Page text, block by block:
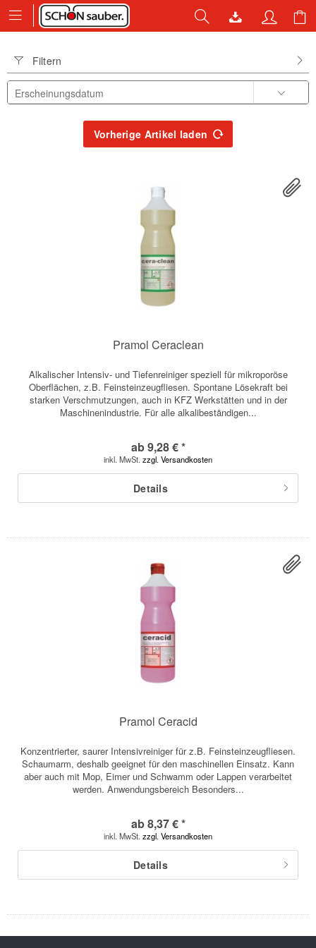
Filtern
Vorherige Artikel laden
Pramol Ceraclean
Alkalischer Intensiv- und Tiefenreiniger speziell für mikroporöse
Oberflächen, z.B. Feinsteinzeugfliesen. Spontane Lösekraft bei
starken Verschmutzungen, auch in KFZ Werkstätten und in der
Maschinenindustrie. Für alle alkalibeständigen...
ab 9,28 € *
inkl. MwSt. zzgl. Versandkosten
Details
Pramol Ceracid
Konzentrierter, saurer Intensivreiniger für z.B. Feinsteinzeugfliesen.
Schaumarm, deshalb geeignet für den maschinellen Einsatz. Kann
aber auch mit Mop, Eimer und Schwamm oder Lappen verarbeitet
werden. Anwendungsbereich Besonders...
ab 8,37 € *
inkl. MwSt. zzgl. Versandkosten
Details